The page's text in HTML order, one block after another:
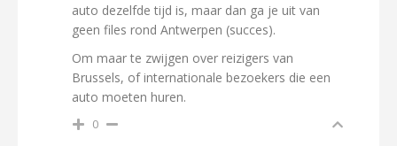
auto dezelfde tijd is, maar dan ga je uit van
geen files rond Antwerpen (succes).
Om maar te zwijgen over reizigers van
Brussels, of internationale bezoekers die een
auto moeten huren.
0